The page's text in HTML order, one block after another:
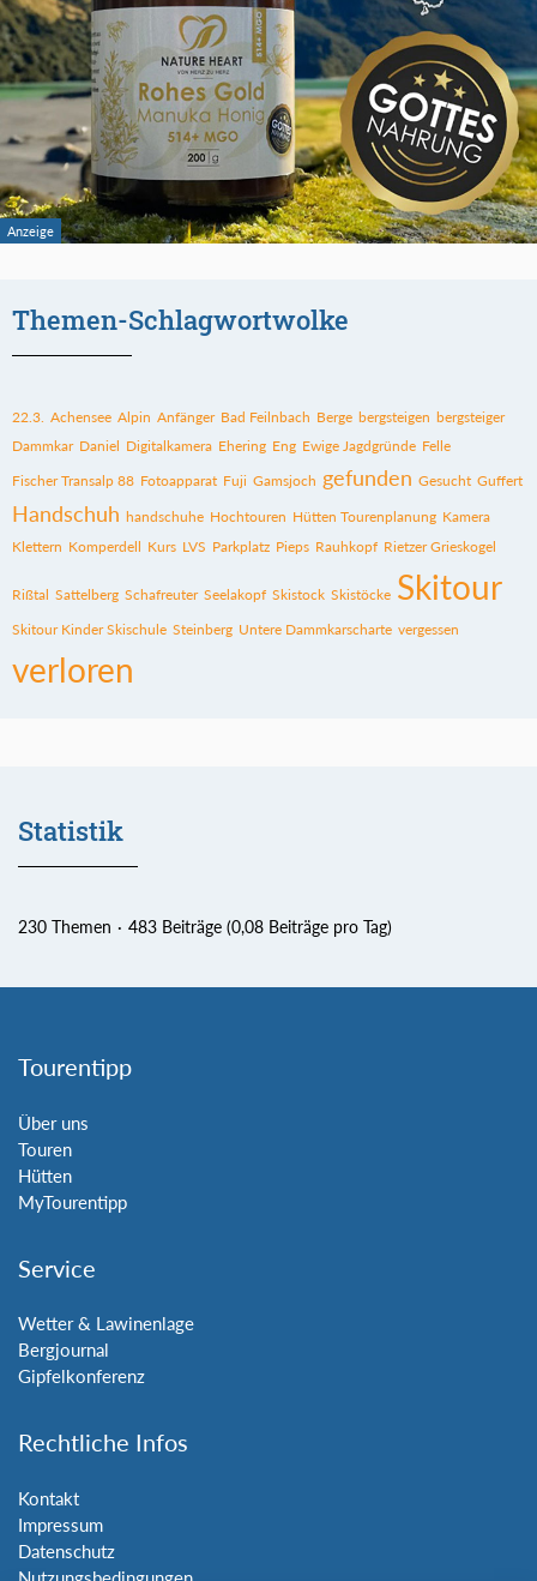
Themen-Schlagwortwolke
22.3. Achensee Alpin Anfänger Bad Feilnbach Berge bergsteigen bergsteiger
Dammkar Daniel Digitalkamera Ehering Eng Ewige Jagdgründe Felle
Fischer Transalp 88 Fotoapparat Fuji Gamsjoch gefunden Gesucht Guffert
Handschuh handschuhe Hochtouren Hütten Tourenplanung Kamera
Klettern Komperdell Kurs LVS Parkplatz Pieps Rauhkopf Rietzer Grieskogel
Rißtal Sattelberg Schafreuter Seelakopf Skistock Skistöcke Skitour
Skitour Kinder Skischule Steinberg Untere Dammkarscharte vergessen
verloren
Statistik
230 Themen 483 Beiträge (0,08 Beiträge pro Tag)
Tourentipp
Über uns
Touren
Hütten
MyTourentipp
Service
Wetter & Lawinenlage
Bergjournal
Gipfelkonferenz
Rechtliche Infos
Kontakt
Impressum
Datenschutz